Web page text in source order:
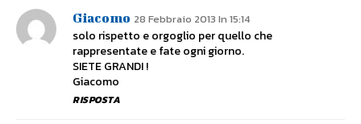
Giacomo 28 Febbraio 2013 In 15:14
solo rispetto e orgoglio per quello che
rappresentate e fate ogni giorno.
SIETE GRANDI !
Giacomo
RISPOSTA